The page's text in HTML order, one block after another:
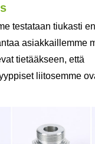
testataan tiukasti
asiakkaillemme
tietääkseen, että
liitosemme